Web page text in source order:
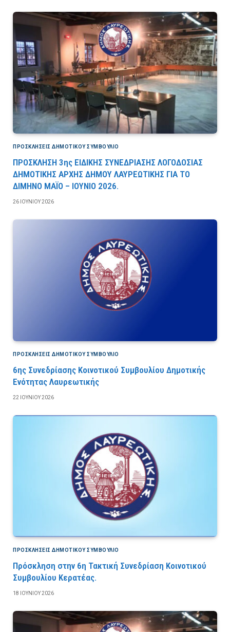
ΠΡΟΣΚΛΉΣΕΙΣ ΔΗΜΟΤΙΚΟΎ ΣΥΜΒΟΎΛΙΟ
ΠΡΟΣΚΛΗΣΗ 3ης ΕΙΔΙΚΗΣ ΣΥΝΕΔΡΙΑΣΗΣ ΛΟΓΟΔΟΣΙΑΣ
ΔΗΜΟΤΙΚΗΣ ΑΡΧΗΣ ΔΗΜΟΥ ΛΑΥΡΕΩΤΙΚΗΣ ΓΙΑ ΤΟ
ΔΙΜΗΝΟ ΜΑΪΟ – ΙΟΥΝΙΟ 2026.
26 ΙΟΥΝΊΟΥ 2026
ΠΡΟΣΚΛΉΣΕΙΣ ΔΗΜΟΤΙΚΟΎ ΣΥΜΒΟΎΛΙΟ
6ης Συνεδρίασης Κοινοτικού Συμβουλίου Δημοτικής
Ενότητας Λαυρεωτικής
22 ΙΟΥΝΊΟΥ 2026
ΠΡΟΣΚΛΉΣΕΙΣ ΔΗΜΟΤΙΚΟΎ ΣΥΜΒΟΎΛΙΟ
Πρόσκληση στην 6η Τακτική Συνεδρίαση Κοινοτικού
Συμβουλίου Κερατέας.
18 ΙΟΥΝΊΟΥ 2026